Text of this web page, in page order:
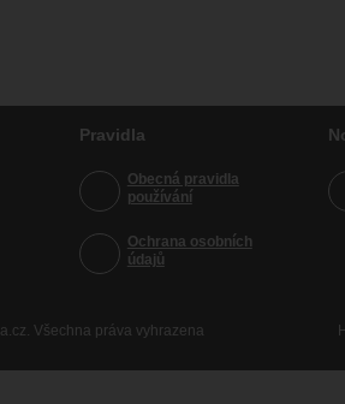
Pravidla
Obecná pravidla
používání
Ochrana osobních
údajů
Všechna práva vyhrazena